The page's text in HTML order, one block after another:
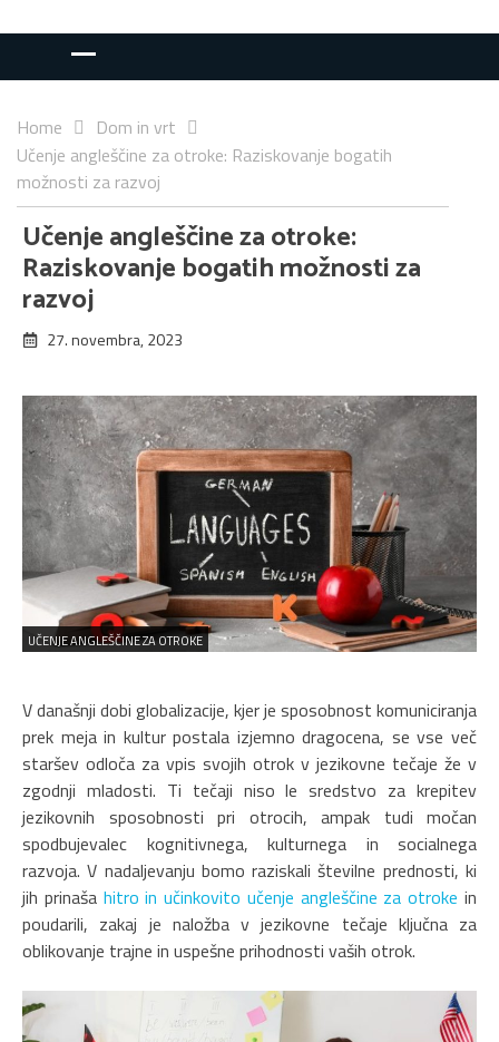
Home
Dom in vrt
Učenje angleščine za otroke: Raziskovanje bogatih
možnosti za razvoj
Učenje angleščine za otroke:
Raziskovanje bogatih možnosti za
razvoj
27. novembra, 2023
UČENJE ANGLEŠČINE ZA OTROKE
V današnji dobi globalizacije, kjer je sposobnost komuniciranja
prek meja in kultur postala izjemno dragocena, se vse več
staršev odloča za vpis svojih otrok v jezikovne tečaje že v
zgodnji mladosti. Ti tečaji niso le sredstvo za krepitev
jezikovnih sposobnosti pri otrocih, ampak tudi močan
spodbujevalec kognitivnega, kulturnega in socialnega
razvoja. V nadaljevanju bomo raziskali številne prednosti, ki
jih prinaša hitro in učinkovito učenje angleščine za otroke in
poudarili, zakaj je naložba v jezikovne tečaje ključna za
oblikovanje trajne in uspešne prihodnosti vaših otrok.